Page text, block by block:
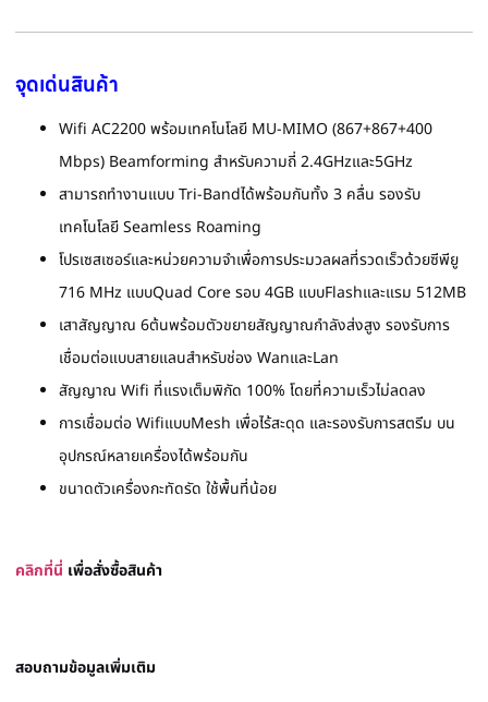
จุดเด่นสินค้า
Wifi AC2200 พร้อมเทคโนโลยี MU-MIMO (867+867+400
Mbps) Beamforming สำหรับความถี่ 2.4GHzและ5GHz
สามารถทำงานแบบ Tri-Bandได้พร้อมกันทั้ง 3 คลื่น รองรับ
เทคโนโลยี Seamless Roaming
โปรเซสเซอร์และหน่วยความจำเพื่อการประมวลผลที่รวดเร็วด้วยซีพียู
716 MHz แบบQuad Core รอบ 4GB แบบFlashและแรม 512MB
เสาสัญญาณ 6ต้นพร้อมตัวขยายสัญญาณกำลังส่งสูง รองรับการ
เชื่อมต่อแบบสายแลนสำหรับช่อง WanและLan
สัญญาณ Wifi ที่แรงเต็มพิกัด 100% โดยที่ความเร็วไม่ลดลง
การเชื่อมต่อ WifiแบบMesh เพื่อไร้สะดุด และรองรับการสตรีม บน
อุปกรณ์หลายเครื่องได้พร้อมกัน
ขนาดตัวเครื่องกะทัดรัด ใช้พื้นที่น้อย
คลิกที่นี่ เพื่อสั่งซื้อสินค้า
สอบถามข้อมูลเพิ่มเติม